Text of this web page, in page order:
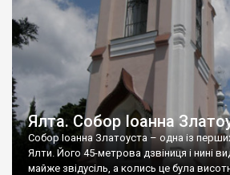
Ялта. Собор Іоанна
Собор Іоанна Златоуста – одна із
Ялти. Його 45-метрова дзвіниця і нині
майже звідусіль, а колись це була